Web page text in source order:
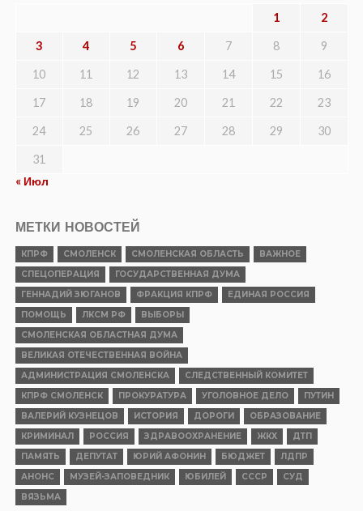
1 2
3 4 5 6 7 8 9
10 11 12 13 14 15 16
17 18 19 20 21 22 23
24 25 26 27 28 29 30
31
« Июл
МЕТКИ НОВОСТЕЙ
КПРФ СМОЛЕНСК СМОЛЕНСКАЯ ОБЛАСТЬ
ВАЖНОЕ
СПЕЦОПЕРАЦИЯ
ГОСУДАРСТВЕННАЯ ДУМА
ГЕННАДИЙ ЗЮГАНОВ
ФРАКЦИЯ КПРФ
ЕДИНАЯ РОССИЯ
ПОМОЩЬ
ЛКСМ РФ
ВЫБОРЫ
СМОЛЕНСКАЯ ОБЛАСТНАЯ ДУМА
ВЕЛИКАЯ ОТЕЧЕСТВЕННАЯ ВОЙНА
АДМИНИСТРАЦИЯ СМОЛЕНСКА
СЛЕДСТВЕННЫЙ КОМИТЕТ
КПРФ СМОЛЕНСК
ПРОКУРАТУРА УГОЛОВНОЕ ДЕЛО
ПУТИН
ВАЛЕРИЙ КУЗНЕЦОВ
ИСТОРИЯ ДОРОГИ
ОБРАЗОВАНИЕ
КРИМИНАЛ
РОССИЯ ЗДРАВООХРАНЕНИЕ ЖКХ
ДТП
ПАМЯТЬ
ДЕПУТАТ ЮРИЙ АФОНИН БЮДЖЕТ
ЛДПР
АНОНС
МУЗЕЙ-ЗАПОВЕДНИК ЮБИЛЕЙ СССР
СУД
ВЯЗЬМА